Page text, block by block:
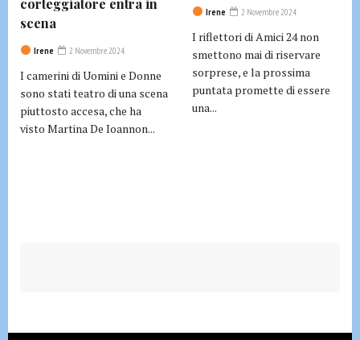
corteggiatore entra in
scena
Irene 2 Novembre 2024
I camerini di Uomini e Donne
sono stati teatro di una scena
piuttosto accesa, che ha
visto Martina De Ioannon...
Irene 2 Novembre 2024
I riflettori di Amici 24 non
smettono mai di riservare
sorprese, e la prossima
puntata promette di essere
una...